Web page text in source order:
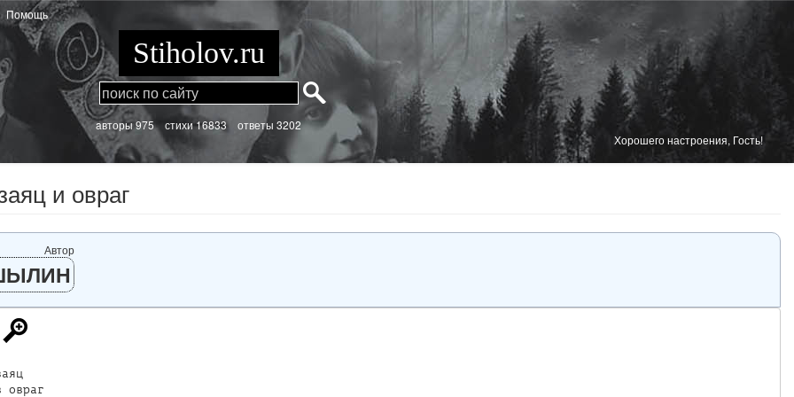
Помощь
Stiholov.ru
aвторы 975 стихи16833 ответы 3202
Хорошего настроения, Гость!
и овраг
Автор
овраг